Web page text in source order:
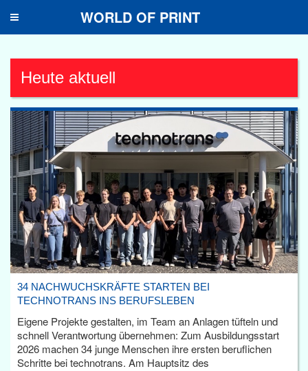
Toggle
WORLD OF PRINT
Heute aktuell
34 NACHWUCHSKRÄFTE STARTEN BEI
TECHNOTRANS INS BERUFSLEBEN
Eigene Projekte gestalten, im Team an Anlagen tüfteln und
schnell Verantwortung übernehmen: Zum Ausbildungsstart
2026 machen 34 junge Menschen ihre ersten beruflichen
Schritte bei technotrans. Am Hauptsitz des